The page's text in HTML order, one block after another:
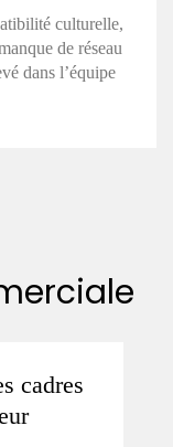
culturelle,
de réseau
dans l’équipe
cadres